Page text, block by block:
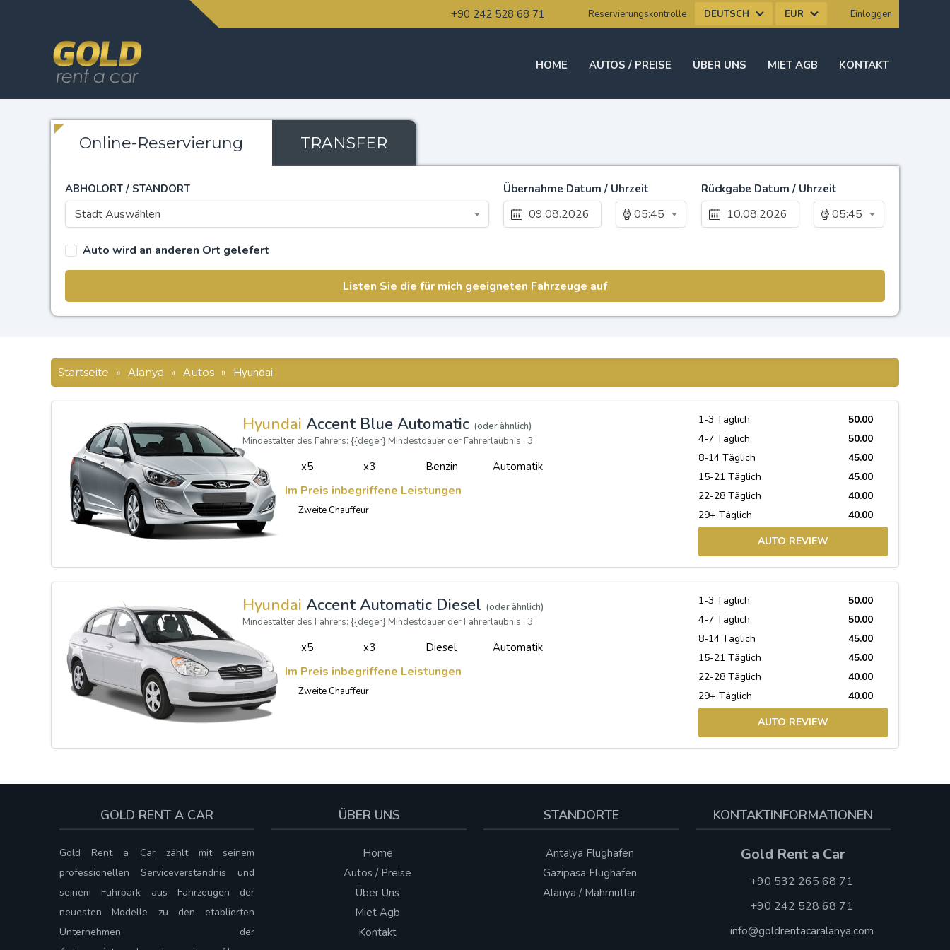
+90 242 528 68 71 Reservierungskontrolle DEUTSCH EUR Einloggen
HOME AUTOS / PREISE ÜBER UNS MIET AGB KONTAKT
Online-Reservierung TRANSFER
ABHOLORT / STANDORT
Stadt Auswählen
Auto wird an anderen Ort gelefert
Übernahme Datum / Uhrzeit
05:45
Rückgabe Datum / Uhrzeit
05:45
Startseite » Alanya » Autos » Hyundai
Hyundai Accent Blue Automatic (oder ähnlich)
Mindestalter des Fahrers: {{deger} Mindestdauer der Fahrerlaubnis : 3
x5 x3 Benzin Automatik
Im Preis inbegriffene Leistungen
Zweite Chauffeur
1-3 Täglich
50.00
4-7 Täglich
50.00
8-14 Täglich
45.00
15-21 Täglich
45.00
22-28 Täglich
40.00
29+ Täglich
40.00
AUTO REVIEW
Hyundai Accent Automatic Diesel (oder ähnlich)
Mindestalter des Fahrers: {{deger} Mindestdauer der Fahrerlaubnis : 3
x5 x3 Diesel Automatik
Im Preis inbegriffene Leistungen
Zweite Chauffeur
1-3 Täglich
50.00
4-7 Täglich
50.00
8-14 Täglich
45.00
15-21 Täglich
45.00
22-28 Täglich
40.00
29+ Täglich
40.00
AUTO REVIEW
GOLD RENT A CAR
Gold Rent a Car zählt mit seinem
professionellen Serviceverständnis und
seinem Fuhrpark aus Fahrzeugen der
neuesten Modelle zu den etablierten
Unternehmen der
ÜBER UNS
Home
Autos / Preise
Über Uns
Miet Agb
Kontakt
STANDORTE
Antalya Flughafen
Gazipasa Flughafen
Alanya / Mahmutlar
KONTAKTINFORMATIONEN
Gold Rent a Car
+90 532 265 68 71
+90 242 528 68 71
info@goldrentacaralanya.com